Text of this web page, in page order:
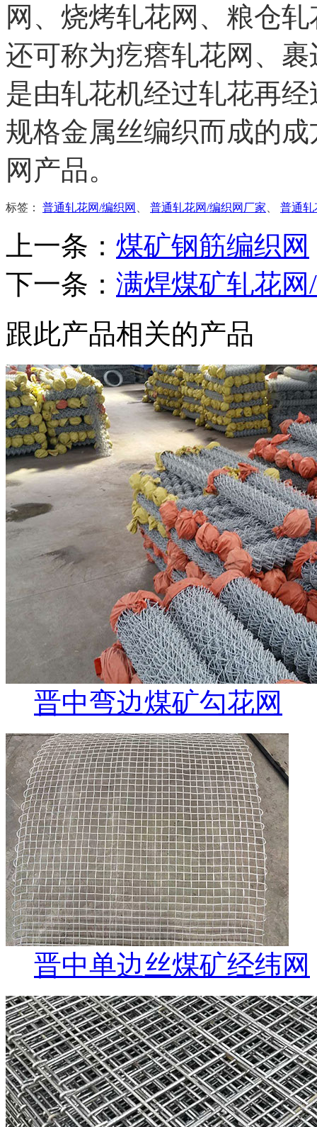
网、烧烤轧花网、粮仓
还可称为疙瘩轧花网、
是由轧花机经过轧花再
规格金属丝编织而成的
网产品。
标签： 普通轧花网/编织网 普通轧花网/编织网厂家 普通轧
上一条： 煤矿钢筋编织网
下一条： 满焊煤矿轧花网
跟此产品相关的产品
晋中弯边煤矿勾花网
晋中单边丝煤矿经纬网